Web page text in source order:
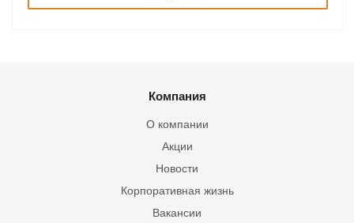
Компания
О компании
Акции
Новости
Корпоративная жизнь
Вакансии